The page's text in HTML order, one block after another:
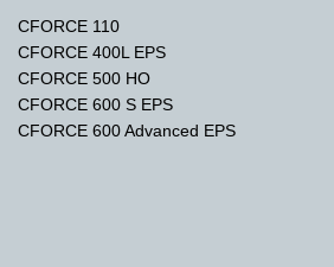
CFORCE 110
CFORCE 400L EPS
CFORCE 500 HO
CFORCE 600 S EPS
CFORCE 600 Advanced EPS